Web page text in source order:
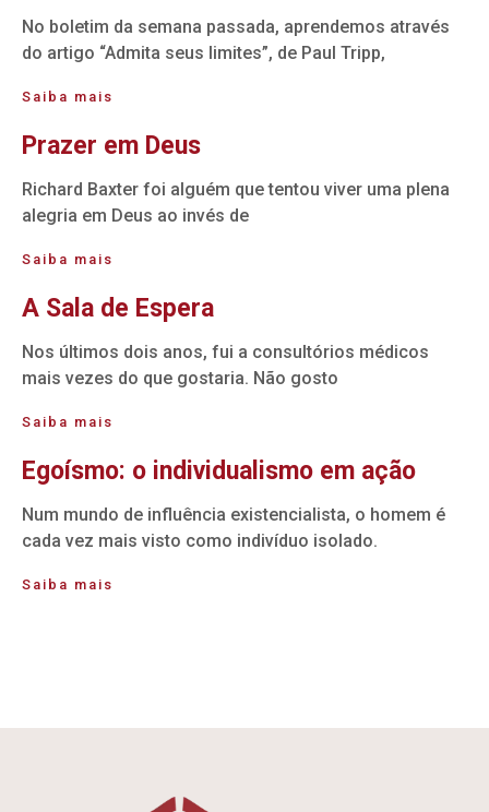
No boletim da semana passada, aprendemos através
do artigo “Admita seus limites”, de Paul Tripp,
Saiba mais
Prazer em Deus
Richard Baxter foi alguém que tentou viver uma plena
alegria em Deus ao invés de
Saiba mais
A Sala de Espera
Nos últimos dois anos, fui a consultórios médicos
mais vezes do que gostaria. Não gosto
Saiba mais
Egoísmo: o individualismo em ação
Num mundo de influência existencialista, o homem é
cada vez mais visto como indivíduo isolado.
Saiba mais